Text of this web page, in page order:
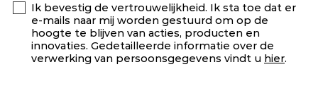
Ik bevestig de vertrouwelijkheid. Ik sta toe dat er
e-mails naar mij worden gestuurd om op de
hoogte te blijven van acties, producten en
innovaties. Gedetailleerde informatie over de
verwerking van persoonsgegevens vindt u hier.